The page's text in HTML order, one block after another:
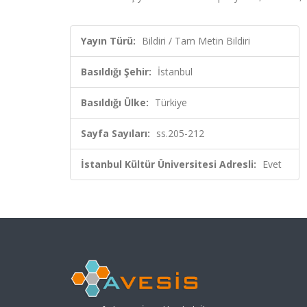
Yayın Türü: Bildiri / Tam Metin Bildiri
Basıldığı Şehir: İstanbul
Basıldığı Ülke: Türkiye
Sayfa Sayıları: ss.205-212
İstanbul Kültür Üniversitesi Adresli: Evet